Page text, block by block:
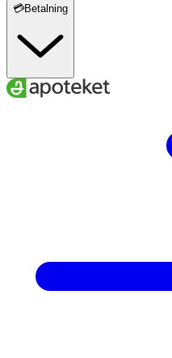
För att få maximal
tvättas i maskin efter varje
strumpan dess elasticitet
bättre än om du bara
maskintvättas i 60
50% bomull 42% polyamid
💳Betalning